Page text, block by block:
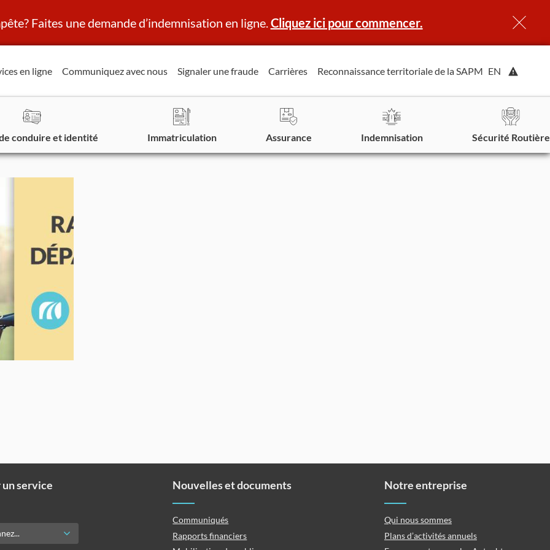
Faites une demande d’indemnisation en ligne.Cliquez ici pour commencer.
en ligne Communiquez avec nous Signaler une fraude Carrières Reconnaissance territoriale de la SAPM EN
conduire et identité Immatriculation Assurance Indemnisation Sécurité Routière
service Nouvelles et documents
Communiqués
Rapports financiers
Notre entreprise
Qui nous sommes
Plans d’activités annuels